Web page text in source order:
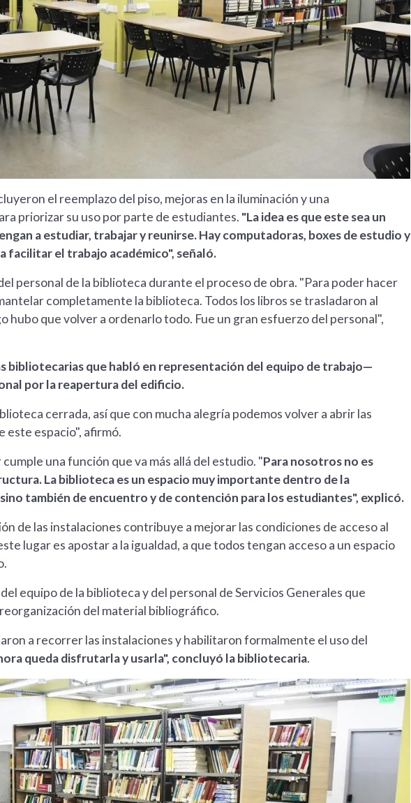
el reemplazo del piso, mejoras en la iluminación y una
priorizar su uso por parte de estudiantes. "La idea es que este sea un
a estudiar, trabajar y reunirse. Hay computadoras, boxes de estudio y
facilitar el trabajo académico", señaló.
personal de la biblioteca durante el proceso de obra. "Para poder hacer
completamente la biblioteca. Todos los libros se trasladaron al
hubo que volver a ordenarlo todo. Fue un gran esfuerzo del personal",
bibliotecarias que habló en representación del equipo de trabajo—
por la reapertura del edificio.
cerrada, así que con mucha alegría podemos volver a abrir las
espacio", afirmó.
una función que va más allá del estudio. "Para nosotros no es
La biblioteca es un espacio muy importante dentro de la
también de encuentro y de contención para los estudiantes", explicó.
de las instalaciones contribuye a mejorar las condiciones de acceso al
lugar es apostar a la igualdad, a que todos tengan acceso a un espacio
equipo de la biblioteca y del personal de Servicios Generales que
del material bibliográfico.
a recorrer las instalaciones y habilitaron formalmente el uso del
queda disfrutarla y usarla", concluyó la bibliotecaria.